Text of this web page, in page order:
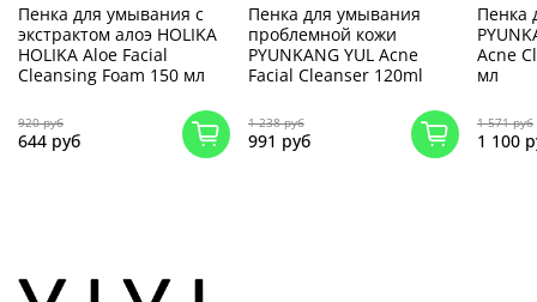
Пенка для умывания с
экстрактом алоэ HOLIKA
HOLIKA Aloe Facial
Cleansing Foam 150 мл
920 руб
644 руб
Пенка для умывания
проблемной кожи
PYUNKANG YUL Acne
Facial Cleanser 120ml
1 238 руб
991 руб
Пенка
Acne
мл
1 571 руб
1 100